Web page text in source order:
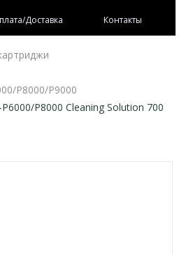
Доставка Контакты
P8000/P9000
P8000 Cleaning Solution 700